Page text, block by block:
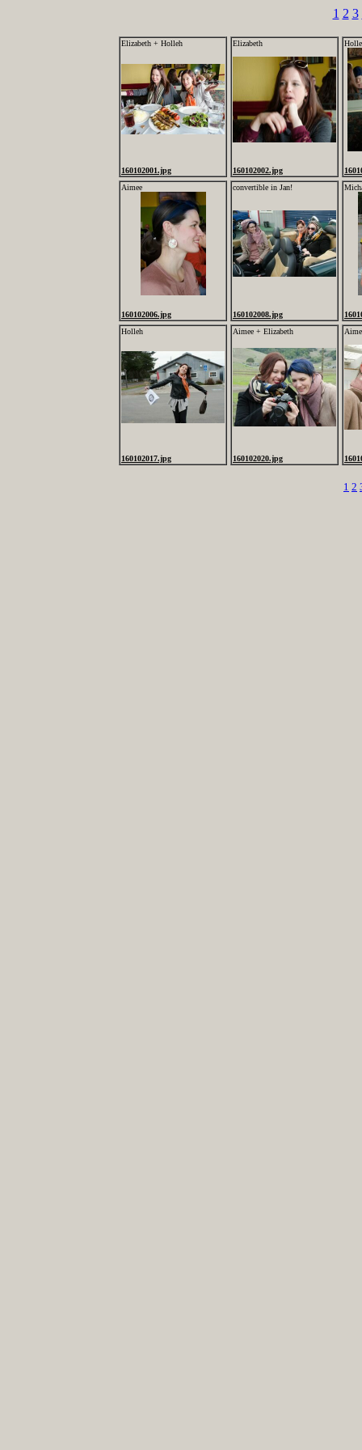
1 2 3
Elizabeth + Holleh
160102001.jpg
Elizabeth
160102002.jpg
Aimee
160102006.jpg
convertible in Jan!
160102008.jpg
Holleh
160102017.jpg
Aimee + Elizabeth
160102020.jpg
1 2